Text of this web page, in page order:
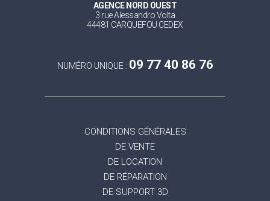
AGENCE NORD OUEST
3 rue Alessandro Volta
44481 CARQUEFOU CEDEX
NUMÉRO UNIQUE : 09 77 40 86 76
CONDITIONS GÉNÉRALES
DE VENTE
DE LOCATION
DE RÉPARATION
DE SUPPORT 3D